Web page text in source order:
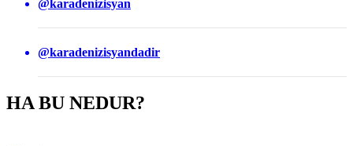
@karadenizisyan
@karadenizisyandadir
HA BU NEDUR?